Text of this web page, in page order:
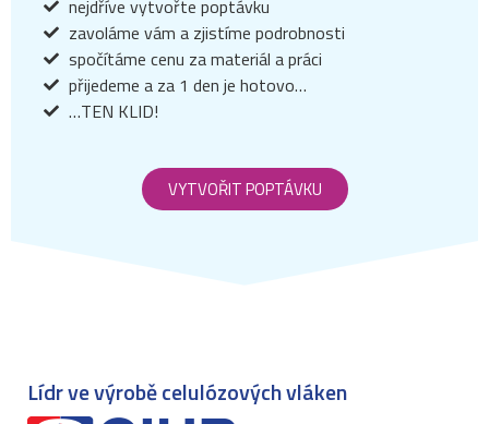
nejdříve vytvořte poptávku
zavoláme vám a zjistíme podrobnosti
spočítáme cenu za materiál a práci
přijedeme a za 1 den je hotovo…
…TEN KLID!
VYTVOŘIT POPTÁVKU
Lídr ve výrobě celulózových vláken